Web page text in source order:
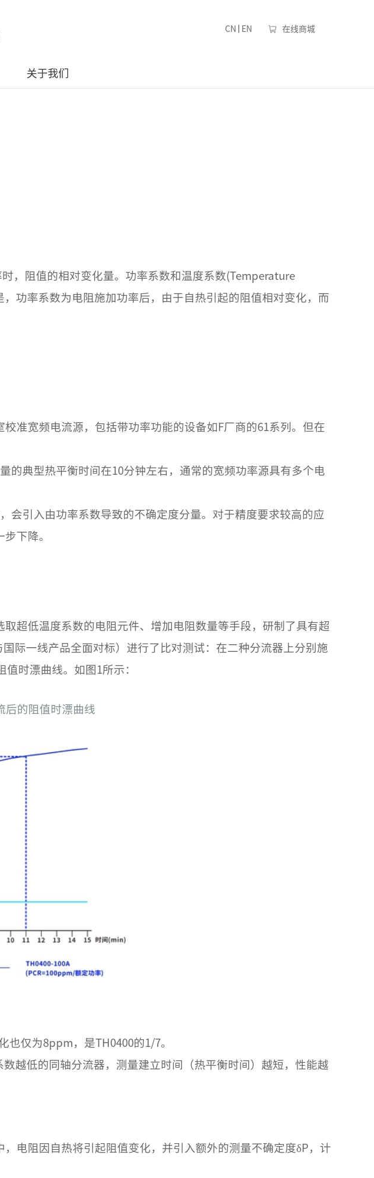
CN EN 在线商城
关于我们
，阻值的相对变化量。功率系数和温度系数(Temperature
功率系数为电阻施加功率后，由于自热引起的阻值相对变化，而
准宽频电流源，包括带功率功能的设备如F厂商的61系列。但在
的典型热平衡时间在10分钟左右，通常的宽频功率源具有多个电
会引入由功率系数导致的不确定度分量。对于精度要求较高的应
下降。
超低温度系数的电阻元件、增加电阻数量等手段，研制了具有超
际一线产品全面对标）进行了比对测试：在二种分流器上分别施
时漂曲线。如图1所示：
后的阻值时漂曲线
也仅为8ppm，是TH0400的1/7。
越低的同轴分流器，测量建立时间（热平衡时间）越短，性能越
电阻因自热将引起阻值变化，并引入额外的测量不确定度δP，计